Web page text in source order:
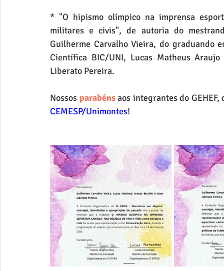
* "O hipismo olímpico na imprensa
militares e civis", de autoria do
Guilherme Carvalho Vieira, do graduando
Científica BIC/UNI, Lucas Matheus
Liberato Pereira.
Nossos parabéns aos integrantes do GEHEF,
CEMESP/Unimontes!